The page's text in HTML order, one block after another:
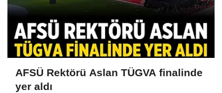
AFSÜ Rektörü Aslan TÜGVA finalinde
yer aldı